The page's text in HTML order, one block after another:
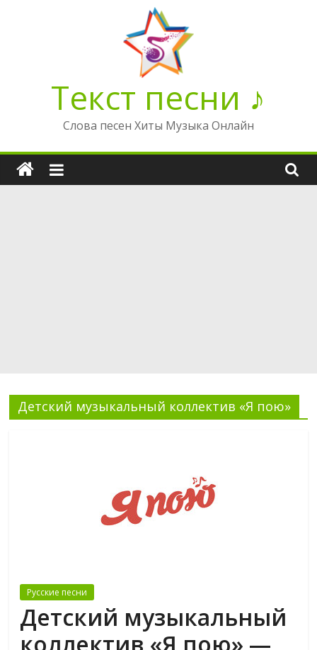
Текст песни ♪
Слова песен Хиты Музыка Онлайн
Детский музыкальный коллектив «Я пою»
Русские песни
Детский музыкальный